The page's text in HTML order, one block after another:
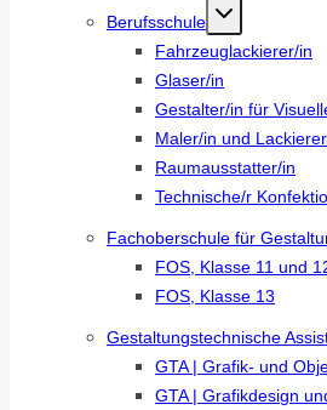
Berufsschule
Fahrzeuglackierer/in
Glaser/in
Gestalter/in für
Maler/in und
Raumausstatter/in
Technische/r
Fachoberschule für
FOS, Klasse 11 und
FOS, Klasse 13
Gestaltungstechnische
GTA | Grafik- und
GTA | Grafikdesign